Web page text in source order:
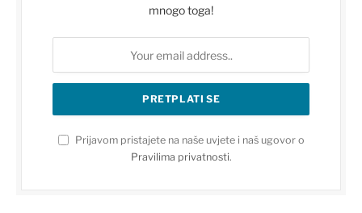
mnogo toga!
Prijavom pristajete na naše uvjete i naš ugovor o
Pravilima privatnosti.